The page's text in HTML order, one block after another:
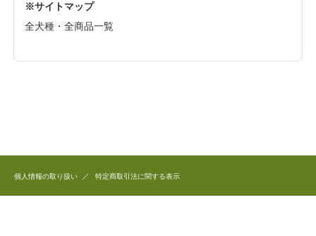
※サイトマップ
全犬種・全商品一覧
個人情報の取り扱い 特定商取引法に関する表示